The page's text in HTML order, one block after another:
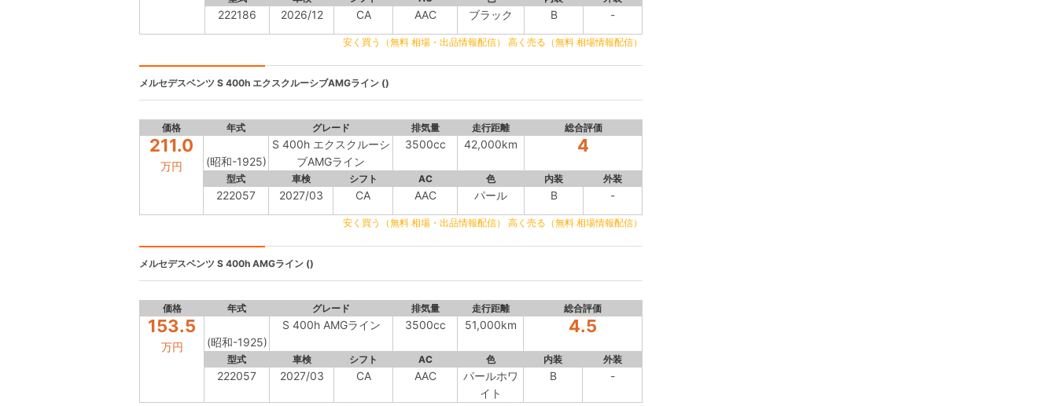
222186 2026/12 CA AAC ブラック B -
安く買う（無料 相場・出品情報配信） 高く売る（無料 相場情報配信）
メルセデスベンツ S 400h エクスクルーシブAMGライン ()
価格 年式 グレード 排気量 走行距離 総合評価
211.0
万円 (昭和-1925)
S 400h エクスクルーシ
ブAMGライン
3500cc 42,000km 4
型式 車検 シフト AC 色 内装 外装
222057 2027/03 CA AAC パール B -
安く買う（無料 相場・出品情報配信） 高く売る（無料 相場情報配信）
メルセデスベンツ S 400h AMGライン ()
価格 年式 グレード 排気量 走行距離 総合評価
153.5
万円 (昭和-1925)
S 400h AMGライン 3500cc 51,000km 4.5
型式 車検 シフト AC 色 内装 外装
222057 2027/03 CA AAC
パールホワ
イト
B -